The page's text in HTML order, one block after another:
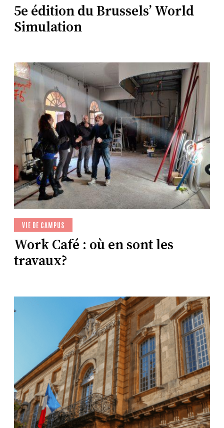
5e édition du Brussels’ World
Simulation
VIE DE CAMPUS
Work Café : où en sont les
travaux?